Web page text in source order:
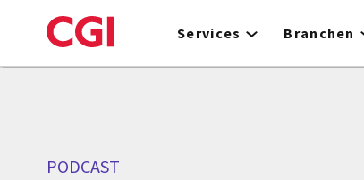
to
Services Branchen
PODCAST